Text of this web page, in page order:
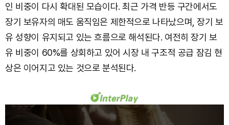
인 비중이 다시 확대된 모습이다. 최근 가격 반등 구간에서도
장기 보유자의 매도 움직임은 제한적으로 나타났으며, 장기 보
유 성향이 유지되고 있는 흐름으로 해석된다. 여전히 장기 보
유 비중이 60%를 상회하고 있어 시장 내 구조적 공급 잠김 현
상은 이어지고 있는 것으로 분석된다.